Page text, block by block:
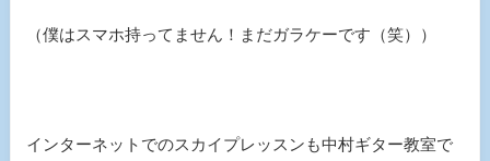
（僕はスマホ持ってません！まだガラケーです（笑））
インターネットでのスカイプレッスンも中村ギター教室で